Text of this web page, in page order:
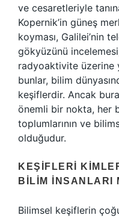
ve cesaretleriyle
Kopernik’in güneş
koyması, Galilei’nin
gökyüzünü
radyoaktivite üzerine
bunlar, bilim
keşiflerdir. Ancak
önemli bir nokta, her
toplumlarının ve
olduğudur.
KEŞIFLERI
BILIM İNSANLARI
Bilimsel keşiflerin